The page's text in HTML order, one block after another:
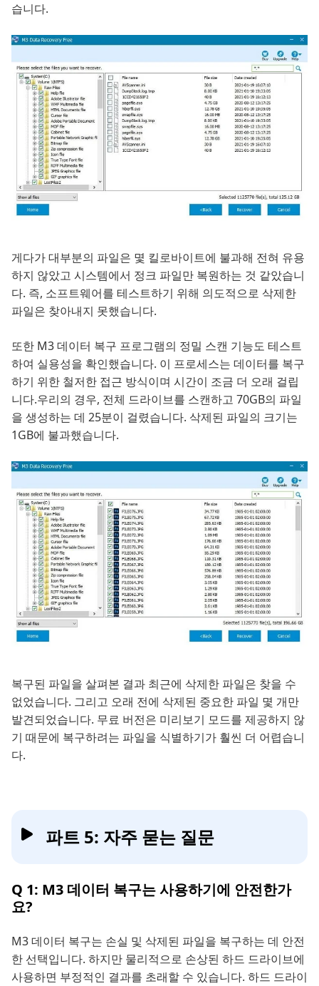
습니다.
게다가 대부분의 파일은 몇 킬로바이트에 불과해 전혀 유용
하지 않았고 시스템에서 정크 파일만 복원하는 것 같았습니
다. 즉, 소프트웨어를 테스트하기 위해 의도적으로 삭제한
파일은 찾아내지 못했습니다.
또한 M3 데이터 복구 프로그램의 정밀 스캔 기능도 테스트
하여 실용성을 확인했습니다. 이 프로세스는 데이터를 복구
하기 위한 철저한 접근 방식이며 시간이 조금 더 오래 걸립
니다.우리의 경우, 전체 드라이브를 스캔하고 70GB의 파일
을 생성하는 데 25분이 걸렸습니다. 삭제된 파일의 크기는
1GB에 불과했습니다.
복구된 파일을 살펴본 결과 최근에 삭제한 파일은 찾을 수
없었습니다. 그리고 오래 전에 삭제된 중요한 파일 몇 개만
발견되었습니다. 무료 버전은 미리보기 모드를 제공하지 않
기 때문에 복구하려는 파일을 식별하기가 훨씬 더 어렵습니
다.
파트 5: 자주 묻는 질문
Q 1: M3 데이터 복구는 사용하기에 안전한가
요?
M3 데이터 복구는 손실 및 삭제된 파일을 복구하는 데 안전
한 선택입니다. 하지만 물리적으로 손상된 하드 드라이브에
사용하면 부정적인 결과를 초래할 수 있습니다. 하드 드라이